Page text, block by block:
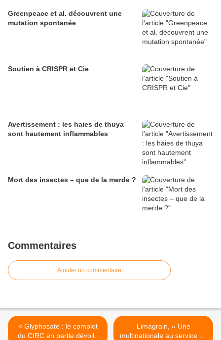
Greenpeace et al. découvrent une
mutation spontanée
Soutien à CRISPR et Cie
Avertissement : les haies de thuya
sont hautement inflammables
Mort des insectes – que de la merde ?
Commentaires
Ajouter un commentaire
< Glyphosate : le complot
du CIRC en partie dévoilé
Limagrain, « Une
multinationale au service de